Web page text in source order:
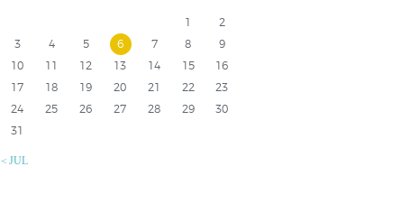
1
2
3
4 5 6 7 8
9
10
11 12 13 14 15
16
17
18 19 20 21 22
23
24
25 26 27 28 29
30
31
« JUL